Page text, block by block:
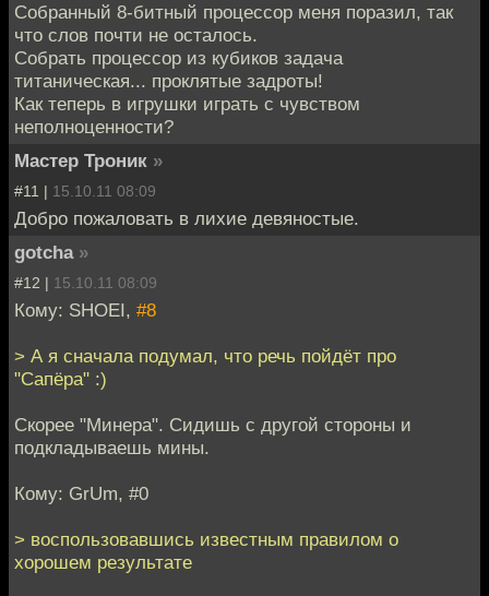
Собранный 8-битный процессор меня поразил, так
что слов почти не осталось.
Собрать процессор из кубиков задача
титаническая... проклятые задроты!
Как теперь в игрушки играть с чувством
неполноценности?
Мастер Троник »
#11 | 15.10.11 08:09
Добро пожаловать в лихие девяностые.
gotcha »
#12 | 15.10.11 08:09
Кому: SHOEI, #8
> А я сначала подумал, что речь пойдёт про
"Сапёра" :)
Скорее "Минера". Сидишь с другой стороны и
подкладываешь мины.
Кому: GrUm, #0
> воспользовавшись известным правилом о
хорошем результате